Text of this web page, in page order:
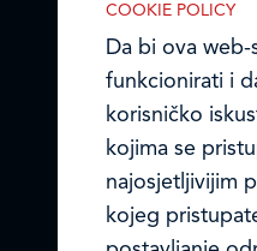
Ledo u inozemstvu
Online formular
Obavijest o Privatnosti i
COOKIE POLICY
Da bi ova
funkcionirati i
korisničko
kojima se
najosjetljivijim
kojeg
Nužni (tehnički)
Nužni kolačići